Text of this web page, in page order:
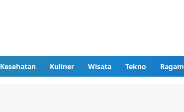
Kesehatan Kuliner Wisata Tekno Ragam